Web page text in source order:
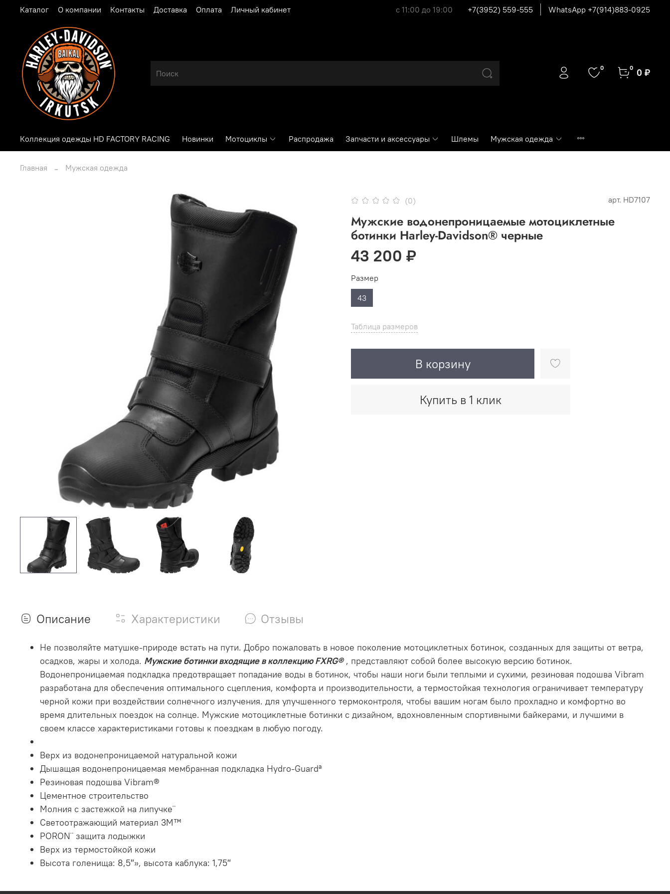
Каталог О компании Контакты Доставка Оплата Личный кабинет с 11:00 до 19:00 +7(3952) 559-555 WhatsApp +7(914)883-0925
0 0 0 ₽
Коллекция одежды HD FACTORY RACING Новинки Мотоциклы Распродажа Запчасти и аксессуары Шлемы Мужская одежда
Главная Мужская одежда
(0) арт. HD7107
Мужские водонепроницаемые мотоциклетные
ботинки Harley-Davidson® черные
43 200 ₽
Таблица размеров
В корзину
Купить в 1 клик
Размер
43
Описание Характеристики Отзывы
Не позволяйте матушке-природе встать на пути. Добро пожаловать в новое поколение мотоциклетных ботинок, созданных для защиты от ветра,
осадков, жары и холода. Мужские ботинки входящие в коллекцию FXRG®, представляют собой более высокую версию ботинок.
Водонепроницаемая подкладка предотвращает попадание воды в ботинок, чтобы наши ноги были теплыми и сухими, резиновая подошва Vibram
разработана для обеспечения оптимального сцепления, комфорта и производительности, а термостойкая технология ограничивает температуру
черной кожи при воздействии солнечного излучения. для улучшенного термоконтроля, чтобы вашим ногам было прохладно и комфортно во
время длительных поездок на солнце. Мужские мотоциклетные ботинки с дизайном, вдохновленным спортивными байкерами, и лучшими в
своем классе характеристиками готовы к поездкам в любую погоду.
Верх из водонепроницаемой натуральной кожи
Дышащая водонепроницаемая мембранная подкладка Hydro-Guardª
Резиновая подошва Vibram®
Цементное строительство
Молния с застежкой на липучке¨
Светоотражающий материал 3M™
PORON¨ защита лодыжки
Верх из термостойкой кожи
Высота голенища: 8,5″», высота каблука: 1,75″